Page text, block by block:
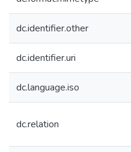
dc.identifier.other
dc.identifier.uri
dc.language.iso
dc.relation